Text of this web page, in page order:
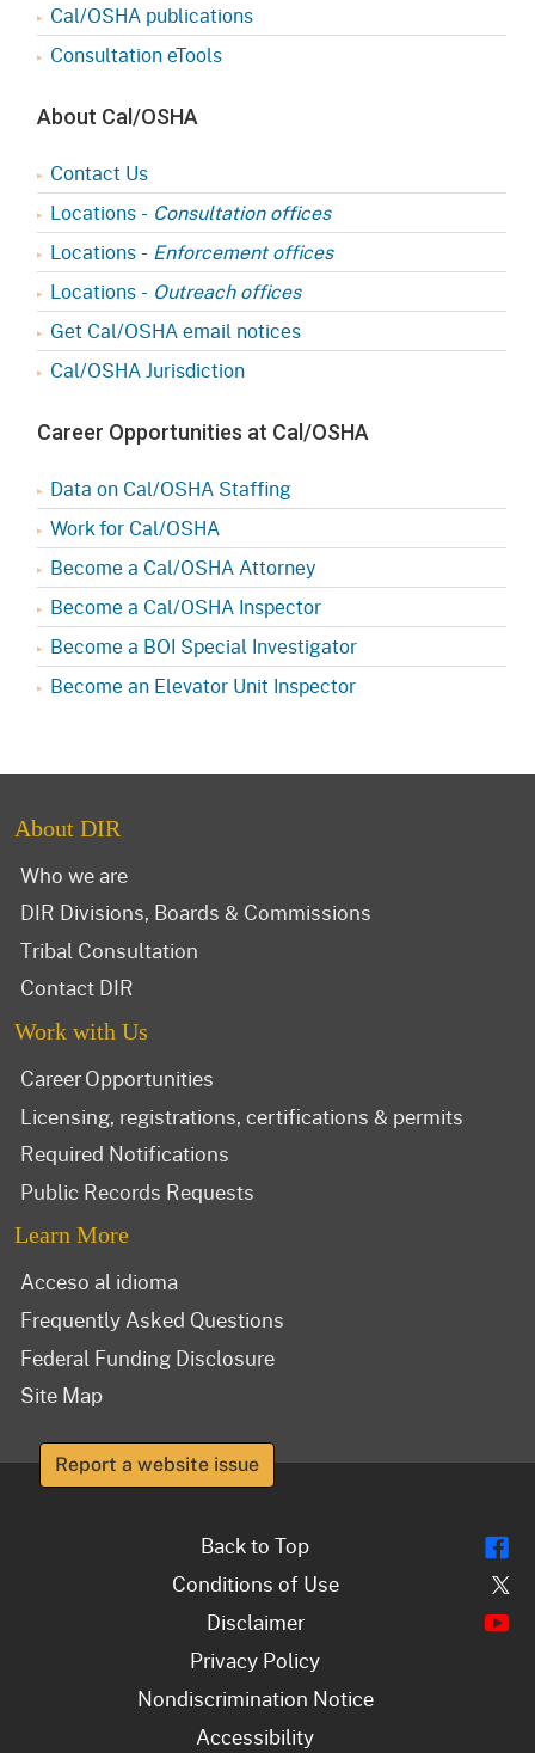
Cal/OSHA publications
Consultation eTools
About Cal/OSHA
Contact Us
Locations - Consultation offices
Locations - Enforcement offices
Locations - Outreach offices
Get Cal/OSHA email notices
Cal/OSHA Jurisdiction
Career Opportunities at Cal/OSHA
Data on Cal/OSHA Staffing
Work for Cal/OSHA
Become a Cal/OSHA Attorney
Become a Cal/OSHA Inspector
Become a BOI Special Investigator
Become an Elevator Unit Inspector
About DIR
Who we are
DIR Divisions, Boards & Commissions
Tribal Consultation
Contact DIR
Work with Us
Career Opportunities
Licensing, registrations, certifications & permits
Required Notifications
Public Records Requests
Learn More
Acceso al idioma
Frequently Asked Questions
Federal Funding Disclosure
Site Map
Report a website issue
Back to Top
Conditions of Use
Disclaimer
Privacy Policy
Nondiscrimination Notice
Accessibility